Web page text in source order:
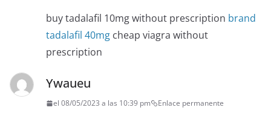
buy tadalafil 10mg without prescription brand
tadalafil 40mg cheap viagra without
prescription
Ywaueu
el 08/05/2023 a las 10:39 pm Enlace permanente